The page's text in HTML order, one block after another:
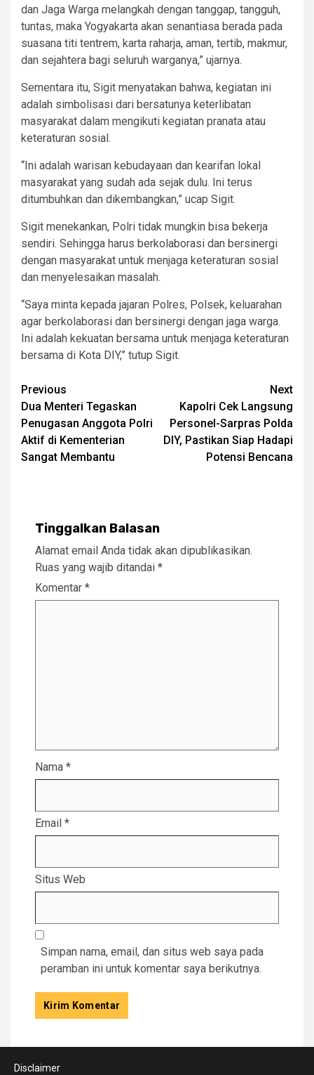
dan Jaga Warga melangkah dengan tanggap, tangguh,
tuntas, maka Yogyakarta akan senantiasa berada pada
suasana titi tentrem, karta raharja, aman, tertib, makmur,
dan sejahtera bagi seluruh warganya,” ujarnya.
Sementara itu, Sigit menyatakan bahwa, kegiatan ini
adalah simbolisasi dari bersatunya keterlibatan
masyarakat dalam mengikuti kegiatan pranata atau
keteraturan sosial.
“Ini adalah warisan kebudayaan dan kearifan lokal
masyarakat yang sudah ada sejak dulu. Ini terus
ditumbuhkan dan dikembangkan,” ucap Sigit.
Sigit menekankan, Polri tidak mungkin bisa bekerja
sendiri. Sehingga harus berkolaborasi dan bersinergi
dengan masyarakat untuk menjaga keteraturan sosial
dan menyelesaikan masalah.
“Saya minta kepada jajaran Polres, Polsek, keluarahan
agar berkolaborasi dan bersinergi dengan jaga warga.
Ini adalah kekuatan bersama untuk menjaga keteraturan
bersama di Kota DIY,” tutup Sigit.
Post
navigation
Previous
Dua Menteri Tegaskan
Penugasan Anggota Polri
Aktif di Kementerian
Sangat Membantu
Next
Kapolri Cek Langsung
Personel-Sarpras Polda
DIY, Pastikan Siap Hadapi
Potensi Bencana
Tinggalkan Balasan
Alamat email Anda tidak akan dipublikasikan.
Ruas yang wajib ditandai *
Komentar *
Nama *
Email *
Situs Web
Simpan nama, email, dan situs web saya pada
peramban ini untuk komentar saya berikutnya.
Disclaimer